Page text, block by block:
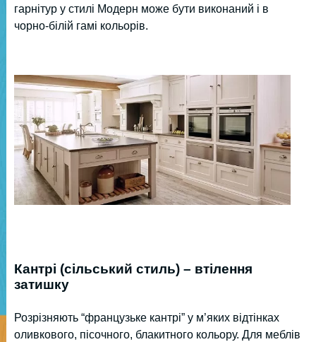
гарнітур у стилі Модерн може бути виконаний і в
чорно-білій гамі кольорів.
Кантрі (сільський стиль) – втілення
затишку
Розрізняють “французьке кантрі” у м’яких відтінках
оливкового, пісочного, блакитного кольору. Для меблів